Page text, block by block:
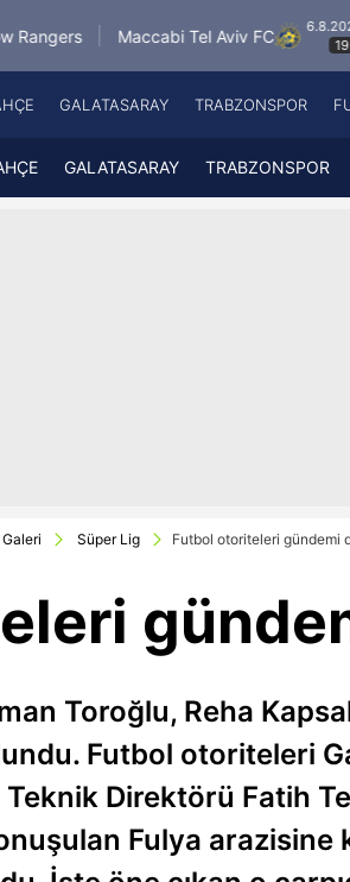
Tel Aviv FC
6.8.2026 - Per
19:00
PFC
GALATASARAY TRABZONSPOR
GALATASARAY TRABZONSPOR
Galeri Süper Lig Futbol otoriteleri gündemi
Toroğlu, Reha
Futbol otoriteleri
Direktörü Fatih
Fulya